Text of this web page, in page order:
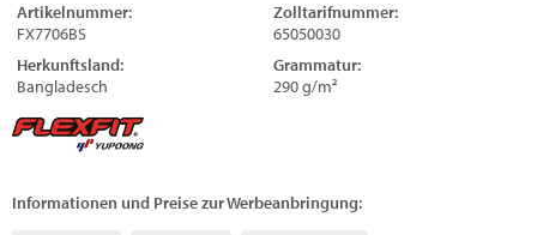
Artikelnummer:
FX7706BS
Zolltarifnummer:
65050030
Herkunftsland:
Bangladesch
Grammatur:
290 g/m²
Informationen und Preise zur Werbeanbringung: